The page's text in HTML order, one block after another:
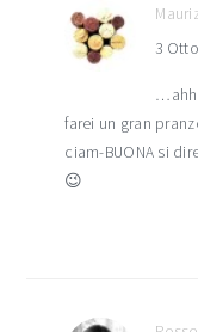
3
farei un gran
ciam-BUONA si
😉